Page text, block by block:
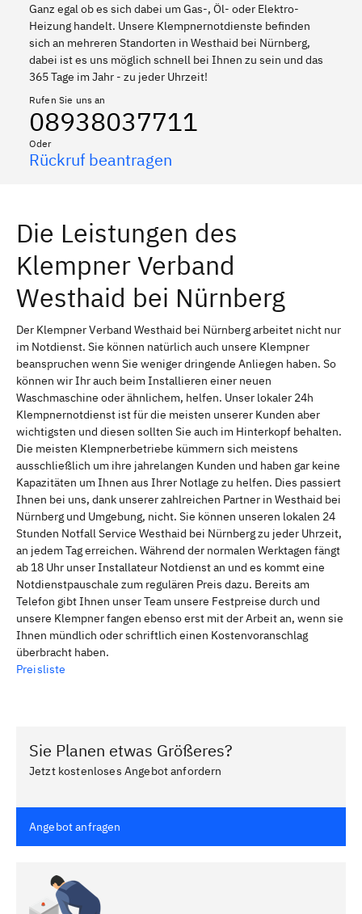
Ganz egal ob es sich dabei um Gas-, Öl- oder Elektro-
Heizung handelt. Unsere Klempnernotdienste befinden
sich an mehreren Standorten in Westhaid bei Nürnberg,
dabei ist es uns möglich schnell bei Ihnen zu sein und das
365 Tage im Jahr - zu jeder Uhrzeit!
Rufen Sie uns an
08938037711
Oder
Rückruf beantragen
Die Leistungen des
Klempner Verband
Westhaid bei Nürnberg
Der Klempner Verband Westhaid bei Nürnberg arbeitet nicht nur
im Notdienst. Sie können natürlich auch unsere Klempner
beanspruchen wenn Sie weniger dringende Anliegen haben. So
können wir Ihr auch beim Installieren einer neuen
Waschmaschine oder ähnlichem, helfen. Unser lokaler 24h
Klempnernotdienst ist für die meisten unserer Kunden aber
wichtigsten und diesen sollten Sie auch im Hinterkopf behalten.
Die meisten Klempnerbetriebe kümmern sich meistens
ausschließlich um ihre jahrelangen Kunden und haben gar keine
Kapazitäten um Ihnen aus Ihrer Notlage zu helfen. Dies passiert
Ihnen bei uns, dank unserer zahlreichen Partner in Westhaid bei
Nürnberg und Umgebung, nicht. Sie können unseren lokalen 24
Stunden Notfall Service Westhaid bei Nürnberg zu jeder Uhrzeit,
an jedem Tag erreichen. Während der normalen Werktagen fängt
ab 18 Uhr unser Installateur Notdienst an und es kommt eine
Notdienstpauschale zum regulären Preis dazu. Bereits am
Telefon gibt Ihnen unser Team unsere Festpreise durch und
unsere Klempner fangen ebenso erst mit der Arbeit an, wenn sie
Ihnen mündlich oder schriftlich einen Kostenvoranschlag
überbracht haben.
Preisliste
Sie Planen etwas Größeres?
Jetzt kostenloses Angebot anfordern
Angebot anfragen